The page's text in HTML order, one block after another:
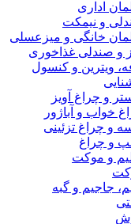
اداری
و نیمکت
خانگی و میزعسلی
و صندلی غذاخوری
ویترین و کنسول
و چراغ آویز
خواب و آباژور
و چراغ تزئینی
و چراغ
و موکت
جاجیم و گبه